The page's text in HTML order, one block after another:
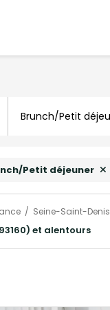
Petit déjeuner
Seine-Saint-Denis
et alentours